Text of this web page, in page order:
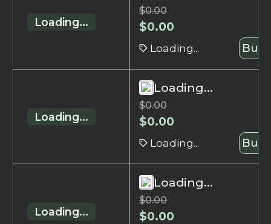
Loading...
$0.00
$0.00
Loading... Buy
Loading...
Loading...
$0.00
$0.00
Loading... Buy
Loading...
Loading...
$0.00
$0.00